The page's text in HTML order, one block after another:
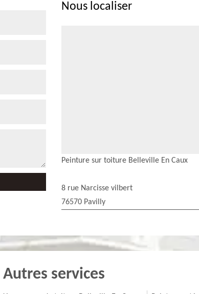
Nous localiser
Peinture sur toiture Belleville En Caux
8 rue Narcisse vilbert
76570 Pavilly
Autres services